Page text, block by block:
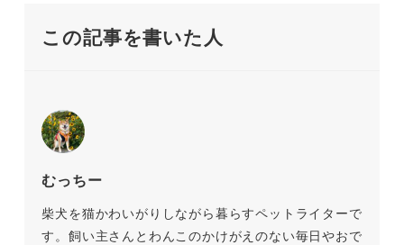
この記事を書いた人
むっちー
柴犬を猫かわいがりしながら暮らすペットライターで
す。飼い主さんとわんこのかけがえのない毎日やおで